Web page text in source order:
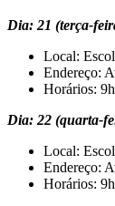
Dia: 21 (terça-
Local:
Endereço:
Horários:
Dia: 22 (quarta-
Local:
Endereço:
Horários: